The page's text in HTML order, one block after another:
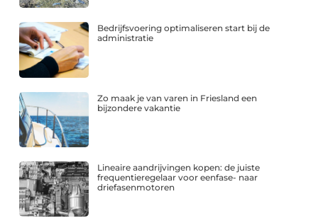
Bedrijfsvoering optimaliseren start bij de
administratie
Zo maak je van varen in Friesland een
bijzondere vakantie
Lineaire aandrijvingen kopen: de juiste
frequentieregelaar voor eenfase- naar
driefasenmotoren